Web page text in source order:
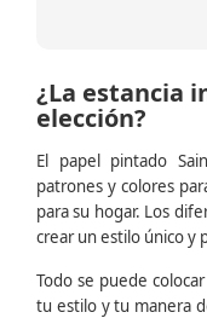
¿La estancia
elección?
El papel pintado
patrones y colores
para su hogar. Los
crear un estilo único y
Todo se puede
tu estilo y tu manera